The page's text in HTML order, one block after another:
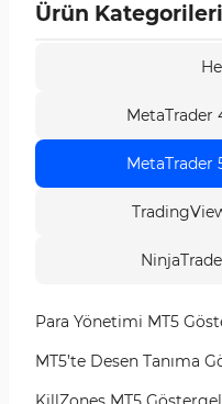
Ürün Kategorileri
MetaTrader
MetaTrader
Para Yönetimi MT5
MT5’te Desen Tanıma